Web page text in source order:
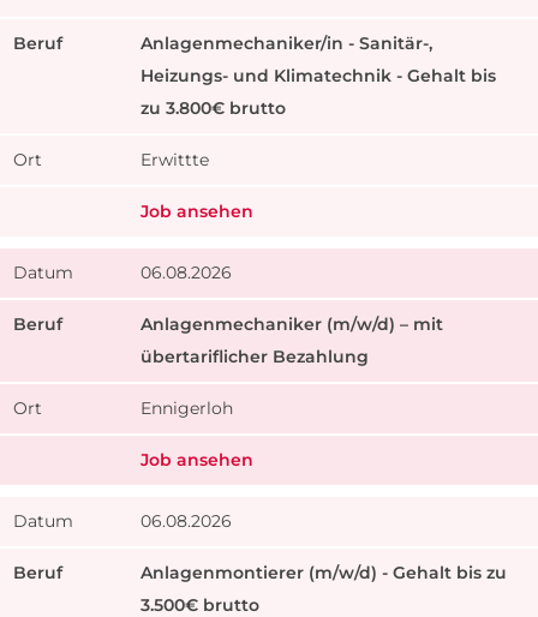
Anlagenmechaniker/in - Sanitär-,
Heizungs- und Klimatechnik - Gehalt bis
zu 3.800€ brutto
Erwittte
Job ansehen
06.08.2026
Anlagenmechaniker (m/w/d) – mit
übertariflicher Bezahlung
Ennigerloh
Job ansehen
06.08.2026
Anlagenmontierer (m/w/d) - Gehalt bis zu
3.500€ brutto